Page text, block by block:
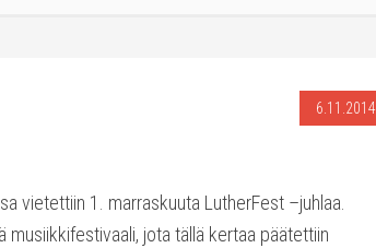
6.11.2014
vietettiin 1. marraskuuta LutherFest –juhlaa.
musiikkifestivaali, jota tällä kertaa päätettiin